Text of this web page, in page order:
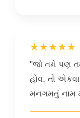
★★★★★
"જો તમે પણ
હોવ, તો
મનગમતું નામ